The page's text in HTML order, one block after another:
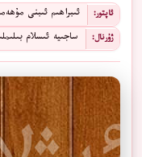
ئاپتور: ئىبراھىم ئىبنى
ژۇرنال: ساجىيە ئىسلام